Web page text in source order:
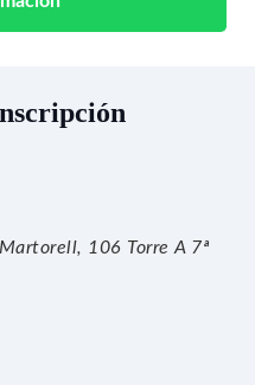
106 Torre A 7ª